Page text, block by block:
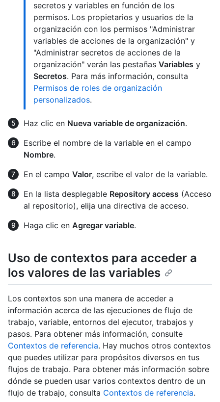
secretos y variables en función de los
permisos. Los propietarios y usuarios de la
organización con los permisos "Administrar
variables de acciones de la organización" y
"Administrar secretos de acciones de la
organización" verán las pestañas Variables y
Secretos. Para más información, consulta
Permisos de roles de organización
personalizados.
Haz clic en Nueva variable de organización.
Escribe el nombre de la variable en el campo
Nombre.
En el campo Valor, escribe el valor de la variable.
En la lista desplegable Repository access (Acceso
al repositorio), elija una directiva de acceso.
Haga clic en Agregar variable.
Uso de contextos para acceder a
los valores de las variables
Los contextos son una manera de acceder a
información acerca de las ejecuciones de flujo de
trabajo, variable, entornos del ejecutor, trabajos y
pasos. Para obtener más información, consulte
Contextos de referencia. Hay muchos otros contextos
que puedes utilizar para propósitos diversos en tus
flujos de trabajo. Para obtener más información sobre
dónde se pueden usar varios contextos dentro de un
flujo de trabajo, consulta Contextos de referencia.